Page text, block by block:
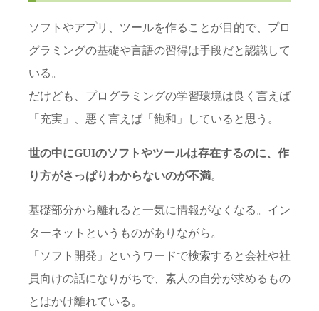
ソフトやアプリ、ツールを作ることが目的で、プロ
グラミングの基礎や言語の習得は手段だと認識して
いる。
だけども、プログラミングの学習環境は良く言えば
「充実」、悪く言えば「飽和」していると思う。
世の中にGUIのソフトやツールは存在するのに、作
り方がさっぱりわからないのが不満。
基礎部分から離れると一気に情報がなくなる。イン
ターネットというものがありながら。
「ソフト開発」というワードで検索すると会社や社
員向けの話になりがちで、素人の自分が求めるもの
とはかけ離れている。